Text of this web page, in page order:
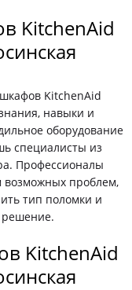
KitchenAid
KitchenAid
навыки и
оборудование
специалисты из
Профессионалы
возможных проблем,
тип поломки и
решение.
KitchenAid